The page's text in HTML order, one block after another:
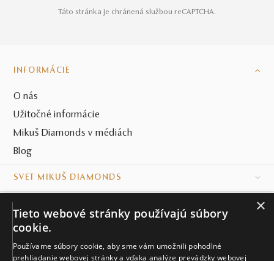
Táto stránka je chránená službou reCAPTCHA.
INFORMÁCIE
O nás
Užitočné informácie
Mikuš Diamonds v médiách
Blog
SVET MIKUŠ DIAMONDS
KONTAKT
Naše klenotníctva
×
Tieto webové stránky používajú súbory
cookie.
Používame súbory cookie, aby sme vám umožnili pohodlné
prehliadanie webovej stránky a vďaka analýze prevádzky webovej